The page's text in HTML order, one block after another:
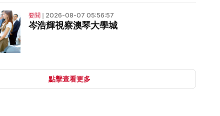
要聞 ❘ 2026-08-07 05:56:57
岑浩輝視察澳琴大學城
點擊查看更多